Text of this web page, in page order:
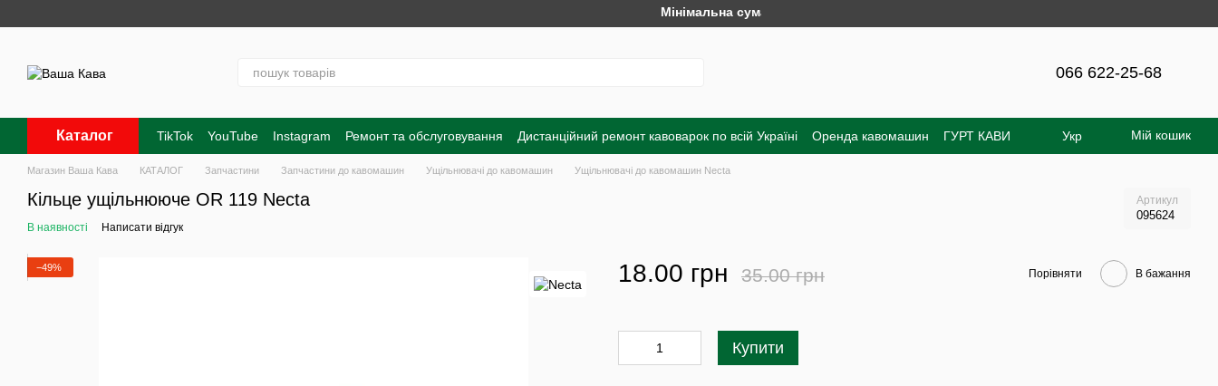
Мінімальна сума замовлення на сайті - 300 грн!
066 622-25-68
Каталог TikTok YouTube Instagram Ремонт та обслуговування Дистанційний ремонт кавоварок по всій Україні Оренда кавомашин
ГУРТ КАВИ
Контакти
Про нас Оплата і доставка Обмін та повернення Договір публічної оферти Угода користувача Відгуки про магазин
Укр Мій кошик
Магазин Ваша Кава КАТАЛОГ Запчастини Запчастини до кавомашин Ущільнювачі до кавомашин Ущільнювачі до кавомашин Necta
Кільце ущільнююче OR 119 Neсta Артикул
095624
В наявності Написати відгук
−49% 18.00 грн 35.00 грн Порівняти В бажання
Купити